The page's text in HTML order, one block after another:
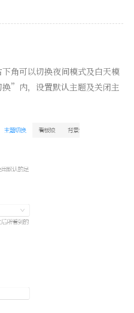
角可以切换夜间模式及白天模
”内，设置默认主题及关闭主